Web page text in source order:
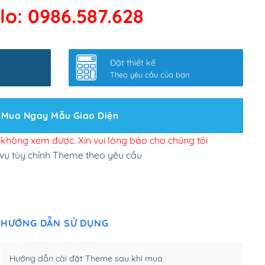
kết google, cập nhật sitemap(+50,000₫)
slider chính (+200,000₫)
site Wordpress(+100,000₫)
đăng web(+300,000₫)
tuỳ chọn (+2,000,000₫)
(+450,000₫)
0986.587.628
Đặt thiết kế
Theo yêu cầu của bạn
Mua Ngay Mẫu Giao Diện
xem được. Xin vui lòng báo cho chúng tôi
tùy chỉnh Theme theo yêu cầu
HƯỚNG DẪN SỬ DỤNG
Hướng dẫn cài đặt Theme sau khi mua